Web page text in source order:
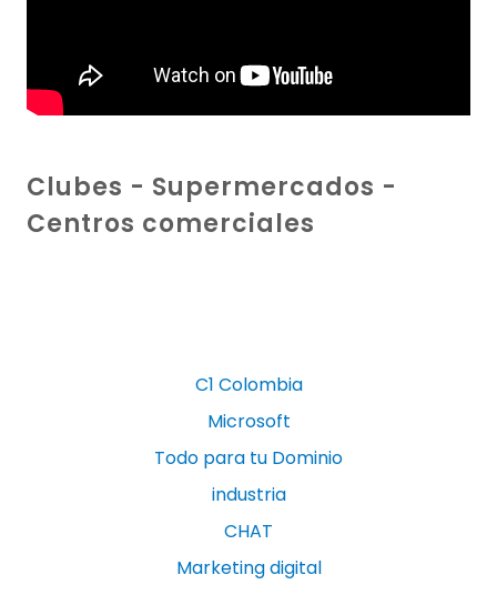
Clubes - Supermercados -
Centros comerciales
C1 Colombia
Microsoft
Todo para tu Dominio
industria
CHAT
Marketing digital